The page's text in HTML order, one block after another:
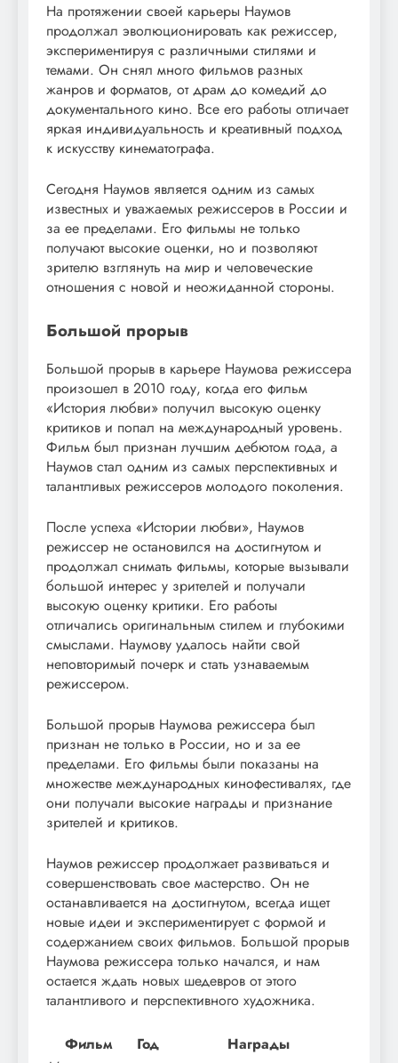
На протяжении своей карьеры Наумов
продолжал эволюционировать как режиссер,
экспериментируя с различными стилями и
темами. Он снял много фильмов разных
жанров и форматов, от драм до комедий до
документального кино. Все его работы отличает
яркая индивидуальность и креативный подход
к искусству кинематографа.
Сегодня Наумов является одним из самых
известных и уважаемых режиссеров в России и
за ее пределами. Его фильмы не только
получают высокие оценки, но и позволяют
зрителю взглянуть на мир и человеческие
отношения с новой и неожиданной стороны.
Большой прорыв
Большой прорыв в карьере Наумова режиссера
произошел в 2010 году, когда его фильм
«История любви» получил высокую оценку
критиков и попал на международный уровень.
Фильм был признан лучшим дебютом года, а
Наумов стал одним из самых перспективных и
талантливых режиссеров молодого поколения.
После успеха «Истории любви», Наумов
режиссер не остановился на достигнутом и
продолжал снимать фильмы, которые вызывали
большой интерес у зрителей и получали
высокую оценку критики. Его работы
отличались оригинальным стилем и глубокими
смыслами. Наумову удалось найти свой
неповторимый почерк и стать узнаваемым
режиссером.
Большой прорыв Наумова режиссера был
признан не только в России, но и за ее
пределами. Его фильмы были показаны на
множестве международных кинофестивалях, где
они получали высокие награды и признание
зрителей и критиков.
Наумов режиссер продолжает развиваться и
совершенствовать свое мастерство. Он не
останавливается на достигнутом, всегда ищет
новые идеи и экспериментирует с формой и
содержанием своих фильмов. Большой прорыв
Наумова режиссера только начался, и нам
остается ждать новых шедевров от этого
талантливого и перспективного художника.
Фильм Год
Награды